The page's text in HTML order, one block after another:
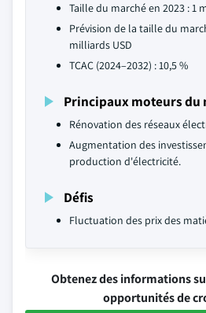
Taille du marché en 2023 : 1
Prévision de la taille du
milliards USD
TCAC (2024–2032) : 10,5 %
Principaux moteurs du
Rénovation des réseaux
Augmentation des
production d'électricité.
Défis
Fluctuation des prix des
Obtenez des informations
opportunités de